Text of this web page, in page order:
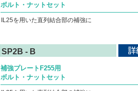
ボルト・ナットセット
IL25を用いた直列結合部の補強に
SP2B - B
補強プレートF255用
ボルト・ナットセット